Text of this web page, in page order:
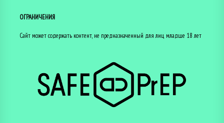
ОГРАНИЧЕНИЯ
Сайт может содержать контент, не предназначенный для лиц младше 18 лет